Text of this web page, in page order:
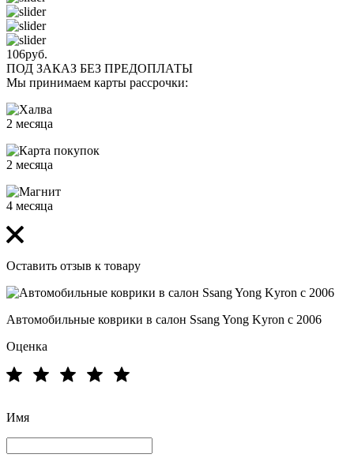
106руб.
ПОД ЗАКАЗ БЕЗ ПРЕДОПЛАТЫ
Мы принимаем карты рассрочки:
2 месяца
2 месяца
4 месяца
Оставить отзыв к товару
Автомобильные коврики в салон Ssang Yong Kyron с 2006
Оценка
Имя